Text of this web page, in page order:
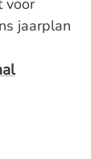
voor
jaarplan